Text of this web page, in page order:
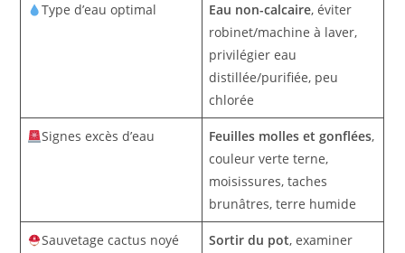
Type d’eau optimal Eau non-calcaire, éviter
robinet/machine à laver,
privilégier eau
distillée/purifiée, peu
chlorée
Signes excès d’eau Feuilles molles et gonflées,
couleur verte terne,
moisissures, taches
brunâtres, terre humide
Sauvetage cactus noyé Sortir du pot, examiner